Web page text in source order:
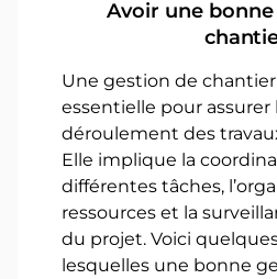
Avoir une
Une gestion de
essentielle pour assurer
déroulement des
Elle implique la
différentes tâches,
ressources et la
du projet. Voici
lesquelles une bonne